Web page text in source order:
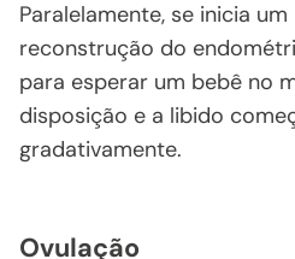
Paralelamente, se inicia
reconstrução do
para esperar um bebê no
disposição e a libido
gradativamente.
Ovulação